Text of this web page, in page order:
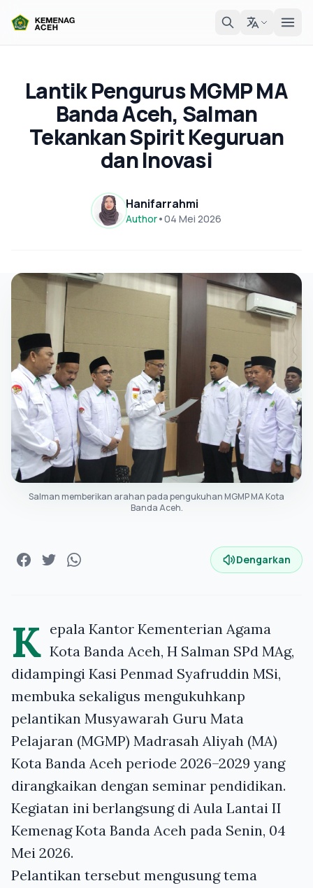
Lantik Pengurus MGMP MA
Banda Aceh, Salman
Tekankan Spirit Keguruan
dan Inovasi
Hanifarrahmi
Author•04 Mei 2026
Salman memberikan arahan pada pengukuhan MGMP MA Kota
Banda Aceh.
Dengarkan
K epala Kantor Kementerian Agama
Kota Banda Aceh, H Salman SPd MAg,
didampingi Kasi Penmad Syafruddin MSi,
membuka sekaligus mengukuhkanp
pelantikan Musyawarah Guru Mata
Pelajaran (MGMP) Madrasah Aliyah (MA)
Kota Banda Aceh periode 2026–2029 yang
dirangkaikan dengan seminar pendidikan.
Kegiatan ini berlangsung di Aula Lantai II
Kemenag Kota Banda Aceh pada Senin, 04
Mei 2026.
Pelantikan tersebut mengusung tema